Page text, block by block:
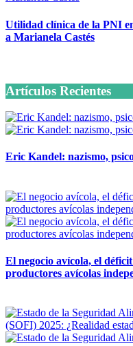
Utilidad clínica de la PNI
a Marianela Castés
Artículos Recientes
Eric Kandel: nazismo,
El negocio avícola, el
productores avícolas